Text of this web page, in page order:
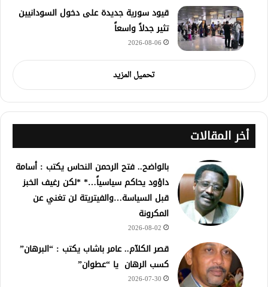
قيود سورية جديدة على دخول السودانيين
تثير جدلاً واسعاً
2026-08-06
تحميل المزيد
أخر المقالات
بالواضح.. فتح الرحمن النحاس يكتب : أسامة
داؤود يحاكم سياسياً…* *لكن رغيف الخبز
قبل السياسة…والفيتريتة لن تغني عن
المكرونة
2026-08-02
قصر الكلآم.. عامر باشاب يكتب : “البرهان”
كسب الرهان يا “عطوان”
2026-07-30